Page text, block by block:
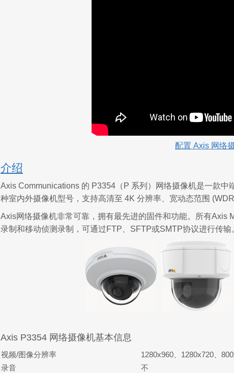
配置 Axis 网络
介绍
Axis Communications 的 P3354（P 系列）网络摄像机是一款
种室内外摄像机型号，支持高清至 4K 分辨率、宽动态范围
Axis网络摄像机非常可靠，拥有最先进的固件和功能。所有Axis
录制和移动侦测录制，可通过FTP、SFTP或SMTP协议进行传输
Axis P3354 网络摄像机基本信息
视频/图像分辨率
1280x960、1280x720、
录音
不